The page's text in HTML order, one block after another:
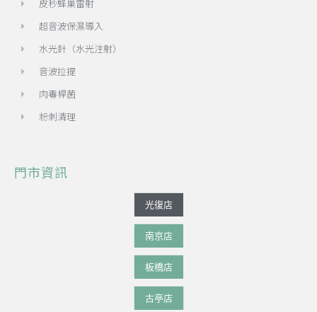
皮秒蜂巢雷射
超音波保濕導入
水光針（水光注射）
音波拉提
肉毒桿菌
粉刺清理
門市資訊
光復店
南京店
板橋店
古亭店